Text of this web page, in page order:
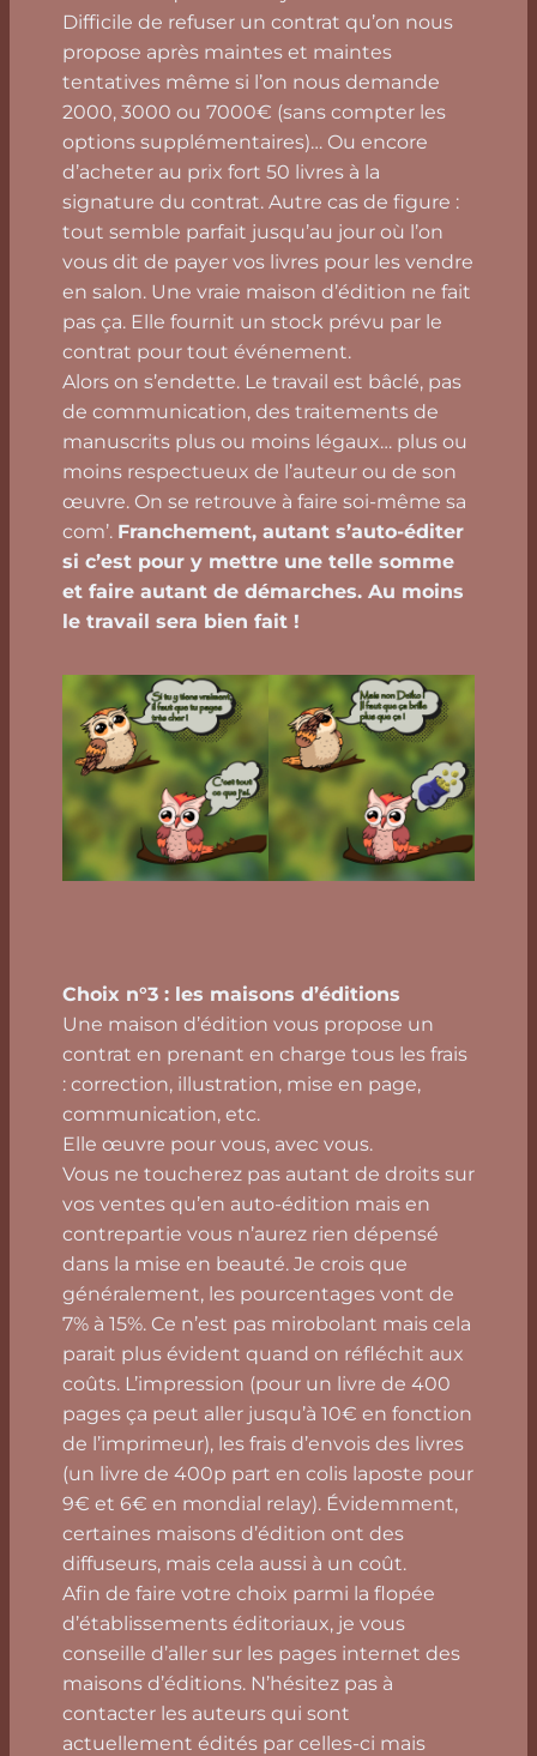
Difficile de refuser un contrat qu’on nous
propose après maintes et maintes
tentatives même si l’on nous demande
2000, 3000 ou 7000€ (sans compter les
options supplémentaires)… Ou encore
d’acheter au prix fort 50 livres à la
signature du contrat. Autre cas de figure :
tout semble parfait jusqu’au jour où l’on
vous dit de payer vos livres pour les vendre
en salon. Une vraie maison d’édition ne fait
pas ça. Elle fournit un stock prévu par le
contrat pour tout événement.
Alors on s’endette. Le travail est bâclé, pas
de communication, des traitements de
manuscrits plus ou moins légaux… plus ou
moins respectueux de l’auteur ou de son
œuvre. On se retrouve à faire soi-même sa
com’. Franchement, autant s’auto-éditer
si c’est pour y mettre une telle somme
et faire autant de démarches. Au moins
le travail sera bien fait !
Choix n°3 : les maisons d’éditions
Une maison d’édition vous propose un
contrat en prenant en charge tous les frais
: correction, illustration, mise en page,
communication, etc.
Elle œuvre pour vous, avec vous.
Vous ne toucherez pas autant de droits sur
vos ventes qu’en auto-édition mais en
contrepartie vous n’aurez rien dépensé
dans la mise en beauté. Je crois que
généralement, les pourcentages vont de
7% à 15%. Ce n’est pas mirobolant mais cela
parait plus évident quand on réfléchit aux
coûts. L’impression (pour un livre de 400
pages ça peut aller jusqu’à 10€ en fonction
de l’imprimeur), les frais d’envois des livres
(un livre de 400p part en colis laposte pour
9€ et 6€ en mondial relay). Évidemment,
certaines maisons d’édition ont des
diffuseurs, mais cela aussi à un coût.
Afin de faire votre choix parmi la flopée
d’établissements éditoriaux, je vous
conseille d’aller sur les pages internet des
maisons d’éditions. N’hésitez pas à
contacter les auteurs qui sont
actuellement édités par celles-ci mais